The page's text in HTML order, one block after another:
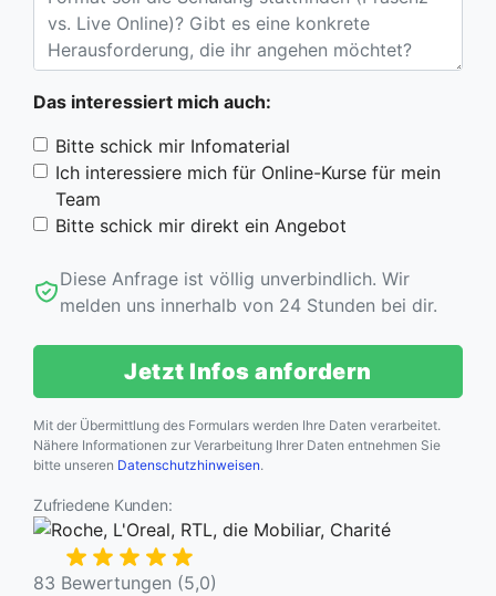
Das interessiert mich auch:
Bitte schick mir Infomaterial
Ich interessiere mich für Online-Kurse für mein
Team
Bitte schick mir direkt ein Angebot
Diese Anfrage ist völlig unverbindlich. Wir
melden uns innerhalb von 24 Stunden bei dir.
Jetzt Infos anfordern
Mit der Übermittlung des Formulars werden Ihre Daten verarbeitet.
Nähere Informationen zur Verarbeitung Ihrer Daten entnehmen Sie
bitte unseren Datenschutzhinweisen.
Zufriedene Kunden:
83 Bewertungen (5,0)